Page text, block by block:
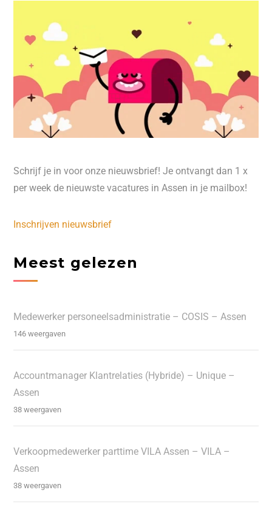
Schrijf je in voor onze nieuwsbrief! Je ontvangt dan 1 x
per week de nieuwste vacatures in Assen in je mailbox!
Inschrijven nieuwsbrief
Meest gelezen
Medewerker personeelsadministratie – COSIS – Assen
146 weergaven
Accountmanager Klantrelaties (Hybride) – Unique –
Assen
38 weergaven
Verkoopmedewerker parttime VILA Assen – VILA –
Assen
38 weergaven